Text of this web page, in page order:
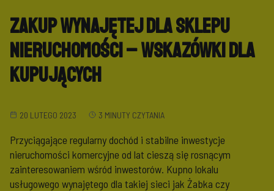
Zakup wynajętej dla sklepu
nieruchomości – wskazówki dla
kupujących
20 LUTEGO 2023 3 MINUTY CZYTANIA
Przyciągające regularny dochód i stabilne inwestycje
nieruchomości komercyjne od lat cieszą się rosnącym
zainteresowaniem wśród inwestorów. Kupno lokalu
usługowego wynajętego dla takiej sieci jak Żabka czy